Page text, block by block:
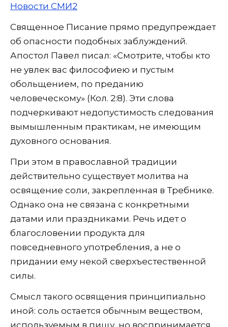
Новости СМИ2
Священное Писание прямо предупреждает
об опасности подобных заблуждений.
Апостол Павел писал: «Смотрите, чтобы кто
не увлек вас философиею и пустым
обольщением, по преданию
человеческому» (Кол. 2:8). Эти слова
подчеркивают недопустимость следования
вымышленным практикам, не имеющим
духовного основания.
При этом в православной традиции
действительно существует молитва на
освящение соли, закрепленная в Требнике.
Однако она не связана с конкретными
датами или праздниками. Речь идет о
благословении продукта для
повседневного употребления, а не о
придании ему некой сверхъестественной
силы.
Смысл такого освящения принципиально
иной: соль остается обычным веществом,
используемым в пищу, но воспринимается